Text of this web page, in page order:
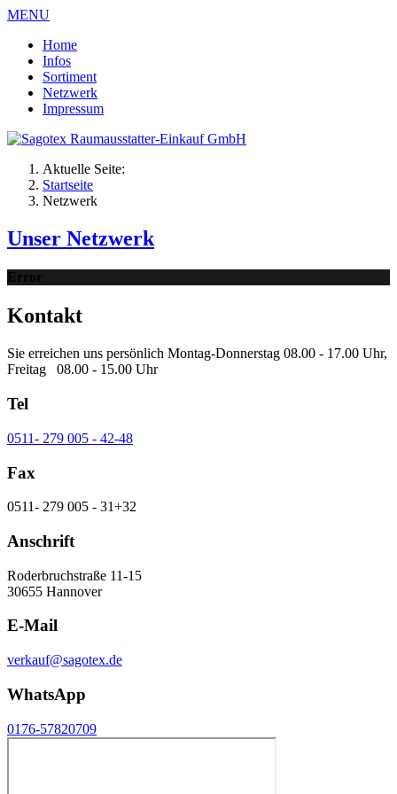
MENU
Home
Infos
Sortiment
Netzwerk
Impressum
Aktuelle Seite:
Startseite
Netzwerk
Unser Netzwerk
Error
Kontakt
Sie erreichen uns persönlich Montag-Donnerstag 08.00 - 17.00 Uhr,
Freitag 08.00 - 15.00 Uhr
Tel
0511- 279 005 - 42-48
Fax
0511- 279 005 - 31+32
Anschrift
Roderbruchstraße 11-15
30655 Hannover
E-Mail
verkauf@sagotex.de
WhatsApp
0176-57820709